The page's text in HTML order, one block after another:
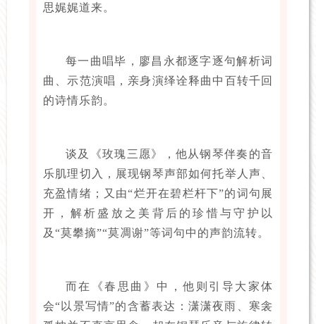
思娓娓道来。
每一曲唱毕，廖昌永都逐字逐句解析词
曲、示范演唱，亲身演绎诠释曲中百转千回
的诗情乐韵。
谈及《玫瑰三愿》，他从钢琴伴奏的音
乐肌理切入，展现钢琴声部如何托举人声、
充盈情绪；又由“烂开在碧栏杆下”的词句展
开，解析盛放之美背后的珍惜与守护以
及“莫攀摘”“莫凋谢”等词句中的声韵流转。
而在《春思曲》中，他则引导大家体
会“以景写情”的含蓄表达：潇潇夜雨、寒衾